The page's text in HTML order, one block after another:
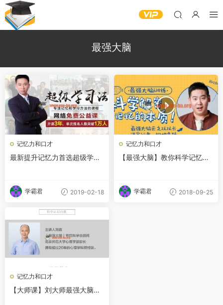
最强大脑
记忆力和口才
最新提升记忆力首选超级学习
学霸君 2019-02-18
记忆力和口才
【最强大脑】教你科学记忆，
学霸君 2018-09-25
记忆力和口才
【大师课】刘大师最强大脑心